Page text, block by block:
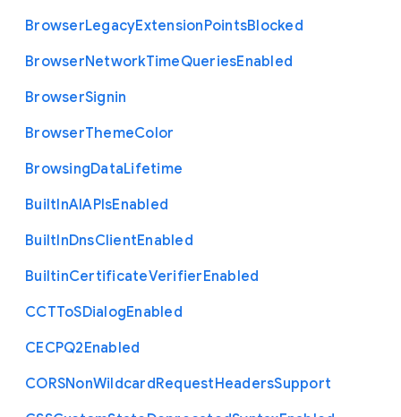
BrowserLegacyExtensionPointsBlocked
BrowserNetworkTimeQueriesEnabled
BrowserSignin
BrowserThemeColor
BrowsingDataLifetime
BuiltInAIAPIsEnabled
BuiltInDnsClientEnabled
BuiltinCertificateVerifierEnabled
CCTToSDialogEnabled
CECPQ2Enabled
CORSNonWildcardRequestHeadersSupport